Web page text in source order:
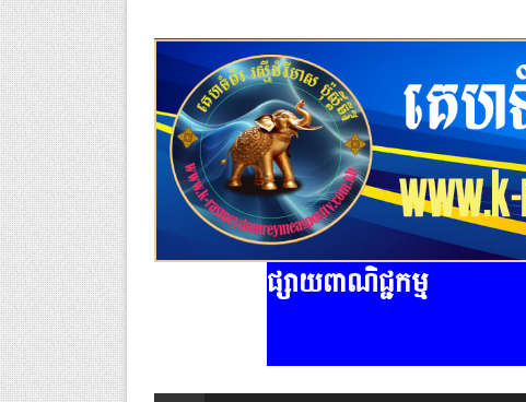
ផ្សាយពាណិជ្ជកម្ម